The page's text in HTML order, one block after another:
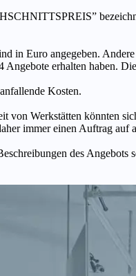
in Euro angegeben.
erhalten haben.
Kosten.
von Werkstätten könnten
immer einen Auftrag auf
des